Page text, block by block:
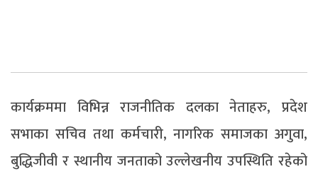
कार्यक्रममा विभिन्न राजनीतिक दलका नेताहरु, प्रदेश
सभाका सचिव तथा कर्मचारी, नागरिक समाजका अगुवा,
बुद्धिजीवी र स्थानीय जनताको उल्लेखनीय उपस्थिति रहेको